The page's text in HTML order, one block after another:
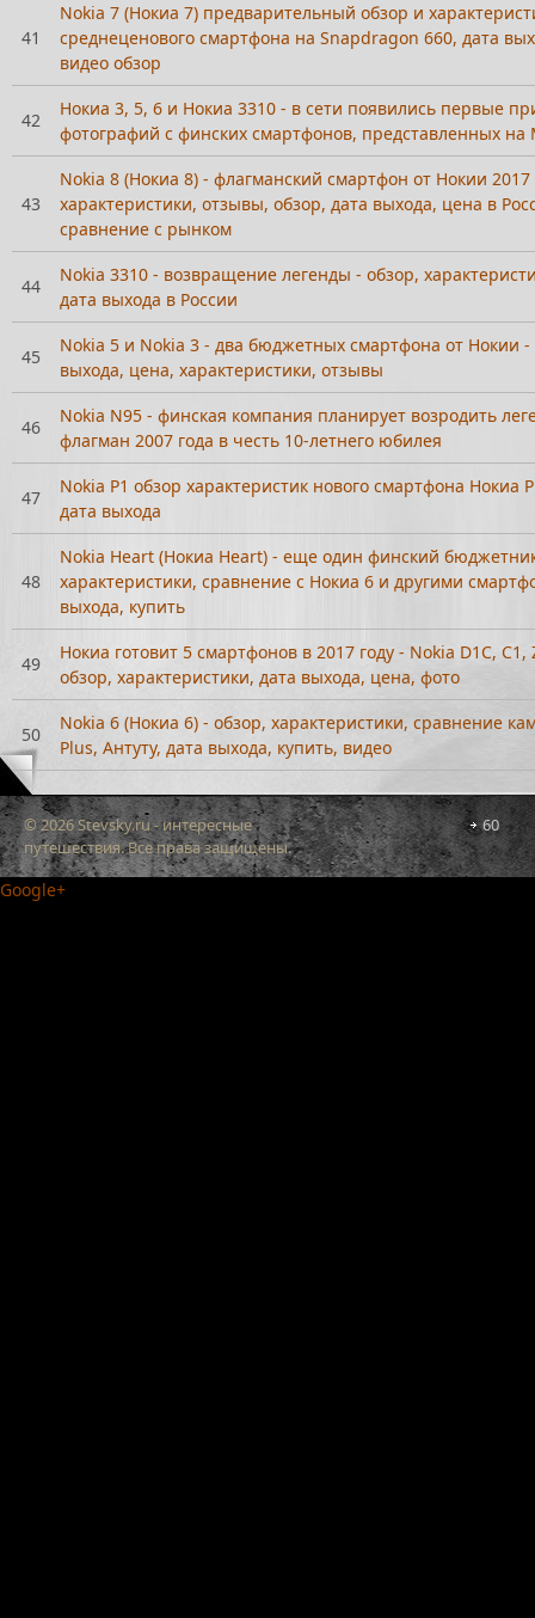
41
Nokia 7 (Нокиа 7) предварительный обзор и
среднеценового смартфона на Snapdragon 660, дата
видео обзор
42
Нокиа 3, 5, 6 и Нокиа 3310 - в сети появились первые
фотографий с финских смартфонов, представленных на
43
Nokia 8 (Нокиа 8) - флагманский смартфон от Нокии 2017
характеристики, отзывы, обзор, дата выхода, цена в
сравнение с рынком
44
Nokia 3310 - возвращение легенды - обзор,
дата выхода в России
45
Nokia 5 и Nokia 3 - два бюджетных смартфона от Нокии -
выхода, цена, характеристики, отзывы
46
Nokia N95 - финская компания планирует возродить
флагман 2007 года в честь 10-летнего юбилея
47
Nokia P1 обзор характеристик нового смартфона Нокиа
дата выхода
48
Nokia Heart (Нокиа Heart) - еще один финский
характеристики, сравнение с Нокиа 6 и другими
выхода, купить
49
Нокиа готовит 5 смартфонов в 2017 году - Nokia D1C, C1,
обзор, характеристики, дата выхода, цена, фото
50
Nokia 6 (Нокиа 6) - обзор, характеристики, сравнение
Plus, Антуту, дата выхода, купить, видео
60
© 2026 Stevsky.ru - интересные
путешествия. Все права защищены.
Google+